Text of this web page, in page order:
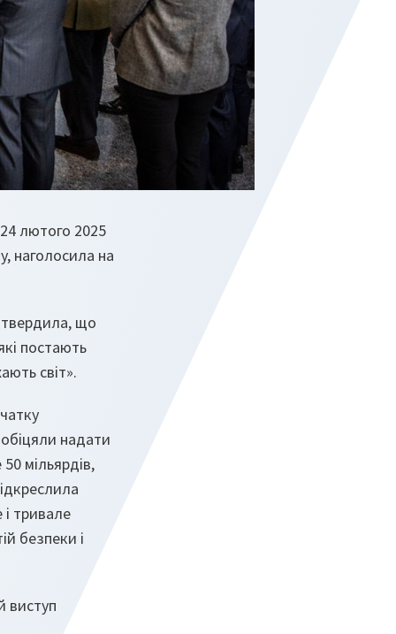
лютого 2025
наголосила на
що
постають
світ».
надати
мільярдів,
тривале
безпеки і
виступ